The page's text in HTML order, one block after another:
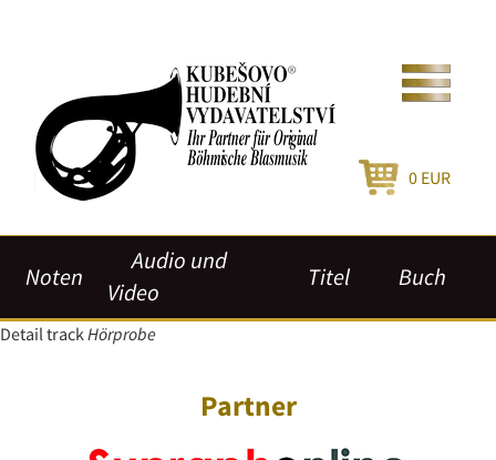
0 EUR
Noten
Audio und
Video
Titel Buch
Detail trackHörprobe
Partner